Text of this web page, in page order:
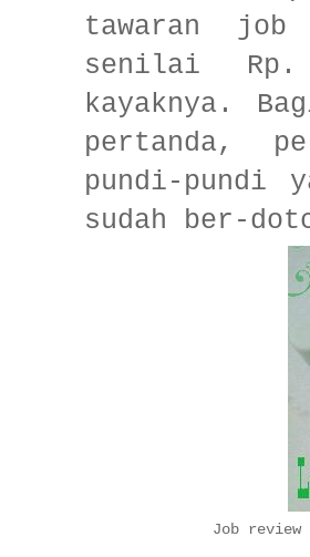
tawaran job
senilai Rp.
kayaknya.
pertanda,
pundi-pundi
sudah ber-
Job